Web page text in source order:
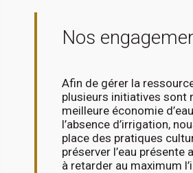
Nos
Afin de gérer la
plusieurs initiatives sont
meilleure économie
l’absence d’irrigation,
place des pratiques
préserver l’eau présente
à retarder au maximum